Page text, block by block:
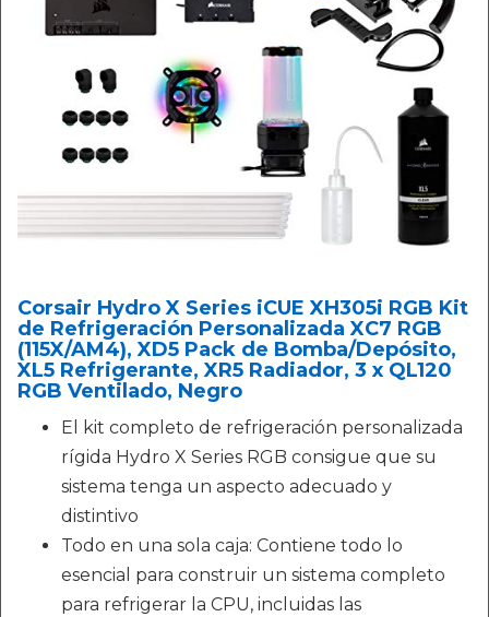
Corsair Hydro X Series iCUE XH305i RGB Kit
de Refrigeración Personalizada XC7 RGB
(115X/AM4), XD5 Pack de Bomba/Depósito,
XL5 Refrigerante, XR5 Radiador, 3 x QL120
RGB Ventilado, Negro
El kit completo de refrigeración personalizada
rígida Hydro X Series RGB consigue que su
sistema tenga un aspecto adecuado y
distintivo
Todo en una sola caja: Contiene todo lo
esencial para construir un sistema completo
para refrigerar la CPU, incluidas las